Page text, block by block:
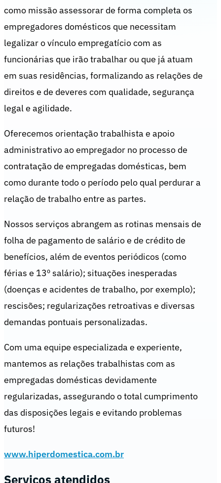
como missão assessorar de forma completa os
empregadores domésticos que necessitam
legalizar o vínculo empregatício com as
funcionárias que irão trabalhar ou que já atuam
em suas residências, formalizando as relações de
direitos e de deveres com qualidade, segurança
legal e agilidade.
Oferecemos orientação trabalhista e apoio
administrativo ao empregador no processo de
contratação de empregadas domésticas, bem
como durante todo o período pelo qual perdurar a
relação de trabalho entre as partes.
Nossos serviços abrangem as rotinas mensais de
folha de pagamento de salário e de crédito de
benefícios, além de eventos periódicos (como
férias e 13º salário); situações inesperadas
(doenças e acidentes de trabalho, por exemplo);
rescisões; regularizações retroativas e diversas
demandas pontuais personalizadas.
Com uma equipe especializada e experiente,
mantemos as relações trabalhistas com as
empregadas domésticas devidamente
regularizadas, assegurando o total cumprimento
das disposições legais e evitando problemas
futuros!
www.hiperdomestica.com.br
Serviços atendidos